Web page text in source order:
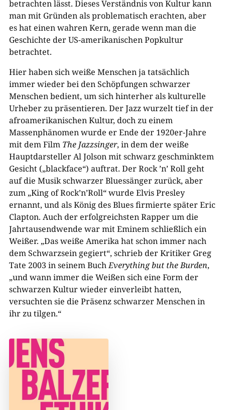
betrachten lässt. Dieses Verständnis von Kultur kann
man mit Gründen als problematisch erachten, aber
es hat einen wahren Kern, gerade wenn man die
Geschichte der US-amerikanischen Popkultur
betrachtet.
Hier haben sich weiße Menschen ja tatsächlich
immer wieder bei den Schöpfungen schwarzer
Menschen bedient, um sich hinterher als kulturelle
Urheber zu präsentieren. Der Jazz wurzelt tief in der
afroamerikanischen Kultur, doch zu einem
Massenphänomen wurde er Ende der 1920er-Jahre
mit dem Film The Jazzsinger, in dem der weiße
Hauptdarsteller Al Jolson mit schwarz geschminktem
Gesicht („blackface“) auftrat. Der Rock ’n’ Roll geht
auf die Musik schwarzer Bluessänger zurück, aber
zum „King of Rock’n’Roll“ wurde Elvis Presley
ernannt, und als König des Blues firmierte später Eric
Clapton. Auch der erfolgreichsten Rapper um die
Jahrtausendwende war mit Eminem schließlich ein
Weißer. „Das weiße Amerika hat schon immer nach
dem Schwarzsein gegiert“, schrieb der Kritiker Greg
Tate 2003 in seinem BuchEverything but the Burden,
„und wann immer die Weißen sich eine Form der
schwarzen Kultur wieder einverleibt hatten,
versuchten sie die Präsenz schwarzer Menschen in
ihr zu tilgen.“